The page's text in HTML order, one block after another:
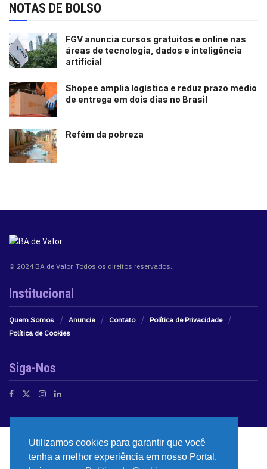
NOTAS DE BOLSO
FGV anuncia cursos gratuitos e online nas
áreas de tecnologia, dados e inteligência
artificial
Shopee amplia logística e reduz prazo médio
de entrega em dois dias no Brasil
Refém da pobreza
© 2024 BA de Valor. Todos os direitos reservados.
Institucional
Quem Somos Anuncie Contato
Política de Privacidade
Política de Cookies
Siga-Nos
Utilizamos cookies para garantir que você
tenha a melhor experiência em nosso Portal.